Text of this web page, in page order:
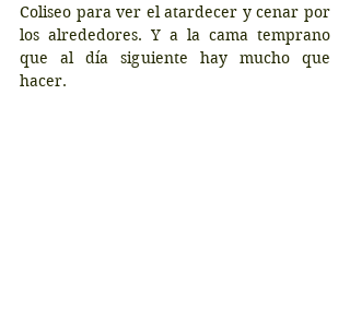
Coliseo para ver el atardecer y cenar por
los alrededores. Y a la cama temprano
que al día siguiente hay mucho que
hacer.